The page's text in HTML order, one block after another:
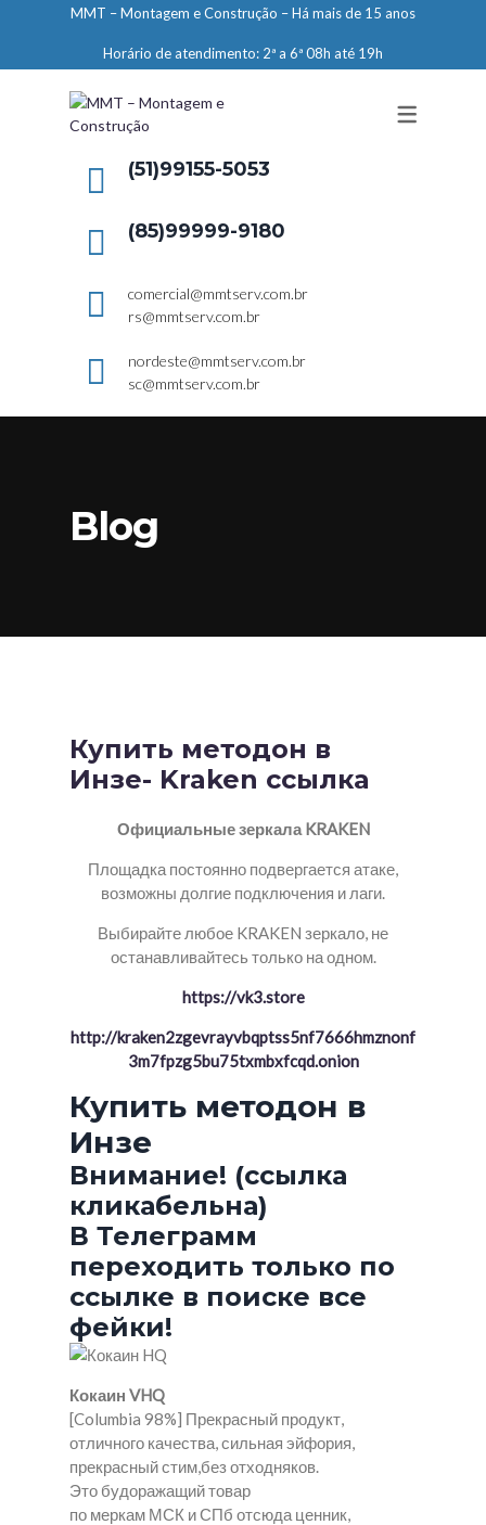
ENGENHARIA
LIMPEZA E CONSERVAÇÃO
MANUTENÇÃO PREDIAL
ELEVADORES – PREPARAÇÃO DE
MMT – Montagem e Construção – Há mais de 15 anos
Horário de atendimento: 2ª a 6ª 08h até 19h
(51)99155-5053
(85)99999-9180
comercial@mmtserv.com.br
rs@mmtserv.com.br
nordeste@mmtserv.com.br
sc@mmtserv.com.br
Blog
Купить методон в
Инзе- Kraken ссылка
Официальные зеркала KRAKEN
Площадка постоянно подвергается атаке,
возможны долгие подключения и лаги.
Выбирайте любое KRAKEN зеркало, не
останавливайтесь только на одном.
https://vk3.store
http://kraken2zgevrayvbqptss5nf7666hmznonf
3m7fpzg5bu75txmbxfcqd.onion
Купить методон в
Инзе
Внимание! (ссылка
кликабельна)
В Телеграмм
переходить только по
ссылке в поиске все
фейки!
Кокаин VHQ
[Columbia 98%] Прекрасный продукт,
отличного качества, сильная эйфория,
прекрасный стим,без отходняков.
Это будоражащий товар
по меркам МСК и СПб отсюда ценник,